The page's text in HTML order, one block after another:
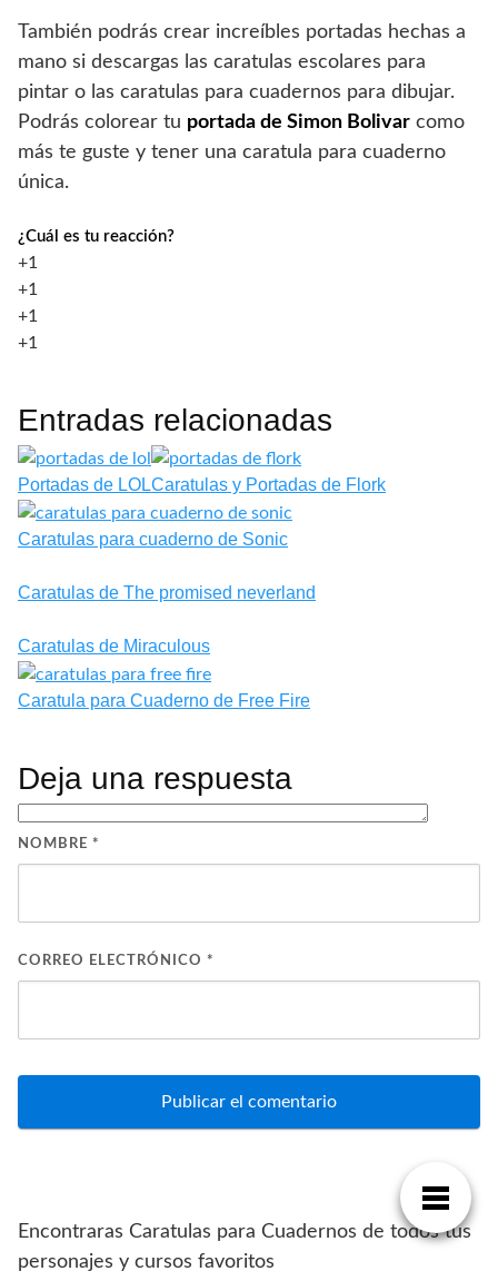
También podrás crear increíbles portadas hechas a
mano si descargas las caratulas escolares para
pintar o las caratulas para cuadernos para dibujar.
Podrás colorear tu portada de Simon Bolivar como
más te guste y tener una caratula para cuaderno
única.
¿Cuál es tu reacción?
+1
+1
+1
+1
Entradas relacionadas
Portadas de LOLCaratulas y Portadas de Flork
Caratulas para cuaderno de Sonic
Caratulas de The promised neverland
Caratulas de Miraculous
Caratula para Cuaderno de Free Fire
Deja una respuesta
NOMBRE *
CORREO ELECTRÓNICO *
Encontraras Caratulas para Cuadernos de todos tus
personajes y cursos favoritos